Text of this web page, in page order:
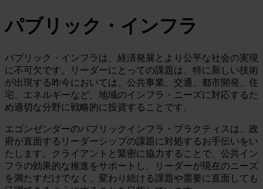
パブリック・インフラ
パブリック・インフラは、経済発展とより公平な社会の実現
に不可欠です。リーダーにとっての課題は、特に新しい技術
が出現する昨今においては、公共事業、交通、都市開発、住
宅、エネルギーなど、地域のインフラ・ニーズに対応するた
め適切な分野に戦略的に投資することです。
エゴンゼンダーのパブリックインフラ・プラクティスは、政
府が直面するリーダーシップの課題に対処するお手伝いをい
たします。クライアントと緊密に協力することで、公共イン
フラの効果的な推進をサポートし、リーダーが現在のニーズ
を満たすだけでなく、変わり続ける課題や需要に直面しても